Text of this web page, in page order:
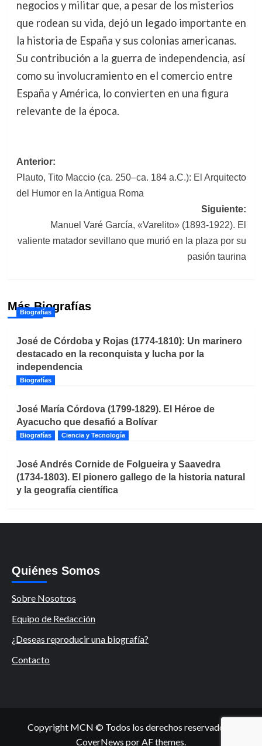
negocios y militar que, a pesar de los misterios
que rodean su vida, dejó un legado importante en
la historia de España y sus colonias americanas.
Su contribución a la guerra de independencia, así
como su involucramiento en el comercio entre
España y América, lo convierten en una figura
relevante de la época.
Navegación
de
Anterior:
Plauto, Tito Maccio (ca. 250–ca. 184 a.C.): El Arquitecto
del Humor en la Antigua Roma
Siguiente:
Manuel Varé García, «Varelito» (1893-1922). El
valiente matador sevillano que murió en la plaza por su
pasión taurina
Más Biografías
Biografías
José de Córdoba y Rojas (1774-1810): Un marinero
destacado en la reconquista y lucha por la
independencia
Biografías
José María Córdova (1799-1829). El Héroe de
Ayacucho que desafió a Bolívar
Biografías Ciencia y Tecnología
José Andrés Cornide de Folgueira y Saavedra
(1734-1803). El pionero gallego de la historia natural
y la geografía científica
Quiénes Somos
Sobre Nosotros
Equipo de Redacción
¿Deseas reproducir una biografía?
Contacto
Copyright MCN © Todos los derechos reservados.
CoverNews por AF themes.